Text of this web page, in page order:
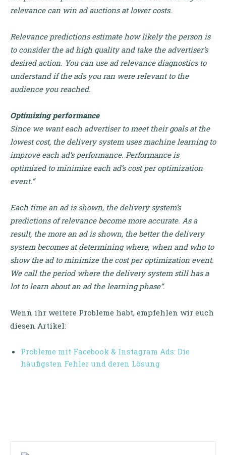
relevance can win ad auctions at lower costs.
Relevance predictions estimate how likely the person is
to consider the ad high quality and take the advertiser’s
desired action. You can use ad relevance diagnostics to
understand if the ads you ran were relevant to the
audience you reached.
Optimizing performance
Since we want each advertiser to meet their goals at the
lowest cost, the delivery system uses machine learning to
improve each ad’s performance. Performance is
optimized to minimize each ad’s cost per optimization
event.“
Each time an ad is shown, the delivery system’s
predictions of relevance become more accurate. As a
result, the more an ad is shown, the better the delivery
system becomes at determining where, when and who to
show the ad to minimize the cost per optimization event.
We call the period where the delivery system still has a
lot to learn about an ad the learning phase“.
Wenn ihr weitere Probleme habt, empfehlen wir euch
diesen Artikel:
Probleme mit Facebook & Instagram Ads: Die
häufigsten Fehler und deren Lösung